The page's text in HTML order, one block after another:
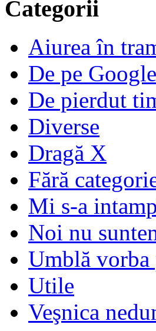
Categorii
Aiurea în
De pe
De pierdut
Diverse
Dragă X
Fără
Mi s-a
Noi nu
Umblă
Utile
Veşnica